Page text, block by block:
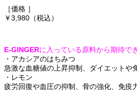
［価格 ］
￥3,980（税込）
E-GINGERに入っている原料から期待で
・ アカシアのはちみつ
急激な血糖値の 上昇抑制、 ダイエットや
・ レモン
疲労回復や血圧の抑制 骨の強化 免疫